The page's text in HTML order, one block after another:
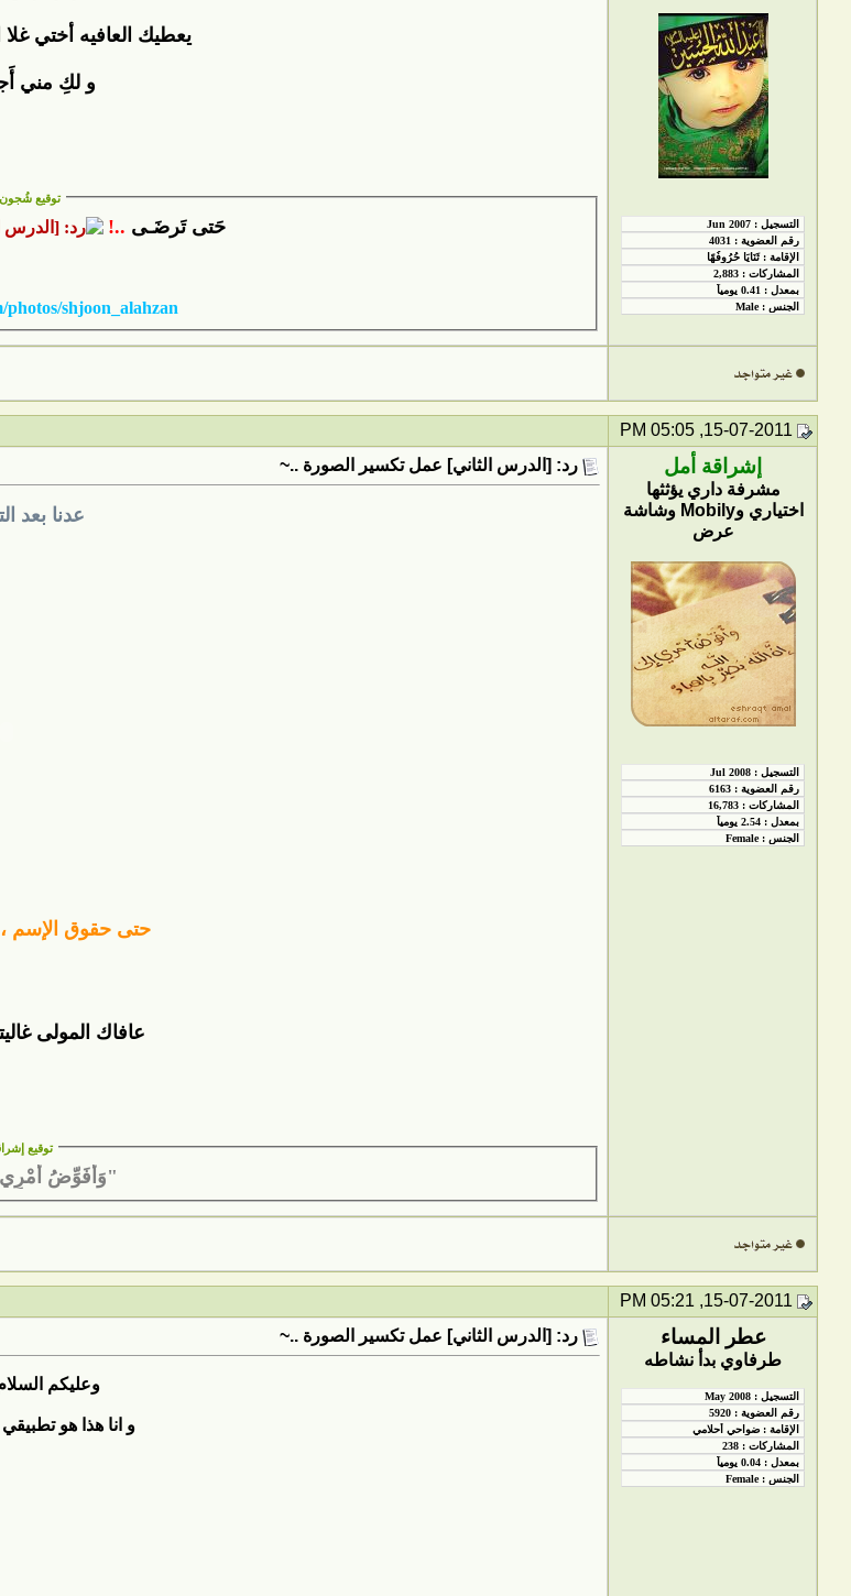
يعطيك العافيه أختي
و لكِ مني
توقيع شُجون الأَحزان
حَتى تَرضَـى ..!
photos/shjoon_alahzan/
إشراقة أمل
مشرفة داري يؤثثها
اختياري وMobily وشاشة
عرض
رد: [الدرس الثاني] عمل تكسير الصورة ..~
عدنا بعد
حتى حقوق الإسم ،
عافاك المولى
توقيع إشراقة أمل
"وَأُفَوِّضُ أَمْرِي
عطر المساء
طرفاوي بدأ نشاطه
رد: [الدرس الثاني] عمل تكسير الصورة ..~
وعليكم
و انا هذا هو